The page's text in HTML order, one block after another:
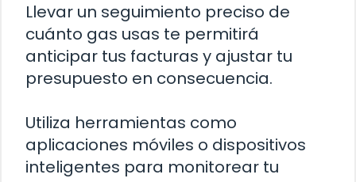
Llevar un seguimiento preciso de
cuánto gas usas te permitirá
anticipar tus facturas y ajustar tu
presupuesto en consecuencia.
Utiliza herramientas como
aplicaciones móviles o dispositivos
inteligentes para monitorear tu